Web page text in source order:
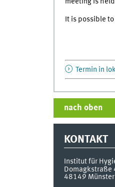
It is possible
Termin in
nach oben
KONTAKT
Institut für
Domagkstraße
48149 Münster